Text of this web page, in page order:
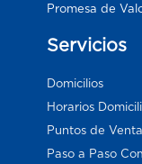
Promesa de
Servicios
Domicilios
Horarios
Puntos de Venta
Paso a Paso